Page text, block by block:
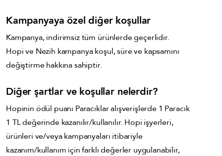
Kampanyaya özel diğer koşullar
Kampanya, indirimsiz tüm ürünlerde geçerlidir.
Hopi ve Nezih kampanya koşul, süre ve kapsamını
değiştirme hakkına sahiptir.
Diğer şartlar ve koşullar nelerdir?
Hopinin ödül puanı Paracıklar alışverişlerde 1 Paracık
1 TL değerinde kazanılır/kullanılır. Hopi işyerleri,
ürünleri ve/veya kampanyaları itibariyle
kazanım/kullanım için farklı değerler uygulanabilir,